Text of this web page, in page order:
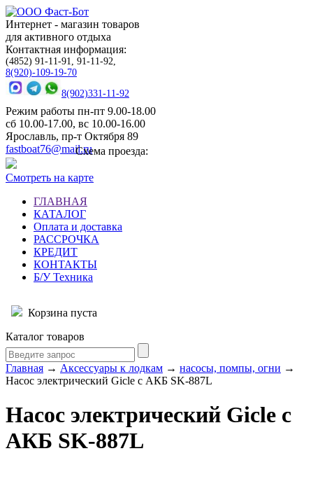
Интернет - магазин товаров
для активного отдыха
Контактная информация:
(4852) 91-11-91, 91-11-92,
8(920)-109-19-70
8(902)331-11-92
Режим работы пн-пт 9.00-18.00
сб 10.00-17.00, вс 10.00-16.00
Ярославль, пр-т Октября 89
fastboat76@mail.ruСхема проезда:
Смотреть на карте
ГЛАВНАЯ
КАТАЛОГ
Оплата и доставка
РАССРОЧКА
КРЕДИТ
КОНТАКТЫ
Б/У Техника
Корзина пуста
Каталог товаров
Главная → Аксессуары к лодкам → насосы, помпы, огни →
Насос электрический Gicle с АКБ SK-887L
Насос электрический Gicle с
АКБ SK-887L